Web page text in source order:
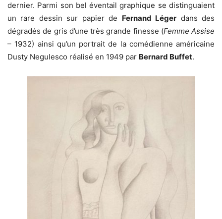
dernier. Parmi son bel éventail graphique se distinguaient
un rare dessin sur papier de Fernand Léger dans des
dégradés de gris d’une très grande finesse (Femme Assise
– 1932) ainsi qu’un portrait de la comédienne américaine
Dusty Negulesco réalisé en 1949 par Bernard Buffet.